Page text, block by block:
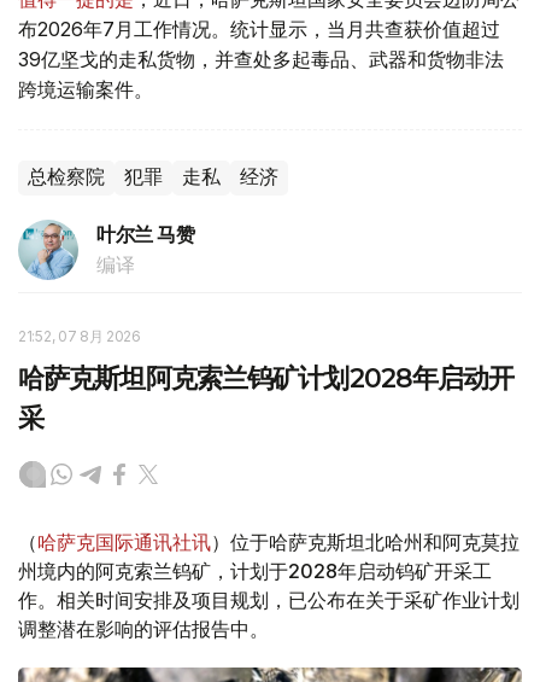
布2026年7月工作情况。统计显示，当月共查获价值超过
39亿坚戈的走私货物，并查处多起毒品、武器和货物非法
跨境运输案件。
总检察院 犯罪 走私 经济
叶尔兰 马赞
编译
21:52, 07 8月 2026
哈萨克斯坦阿克索兰钨矿计划2028年启动开
采
（哈萨克国际通讯社讯）位于哈萨克斯坦北哈州和阿克莫拉
州境内的阿克索兰钨矿，计划于2028年启动钨矿开采工
作。相关时间安排及项目规划，已公布在关于采矿作业计划
调整潜在影响的评估报告中。